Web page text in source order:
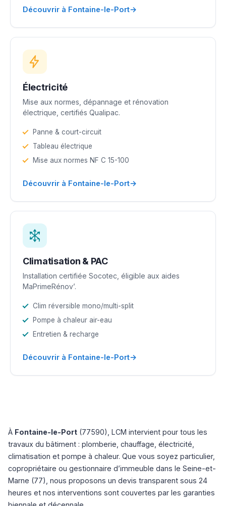
Découvrir à Fontaine-le-Port→
Électricité
Mise aux normes, dépannage et rénovation
électrique, certifiés Qualipac.
Panne & court-circuit
Tableau électrique
Mise aux normes NF C 15-100
Découvrir à Fontaine-le-Port→
Climatisation & PAC
Installation certifiée Socotec, éligible aux aides
MaPrimeRénov’.
Clim réversible mono/multi-split
Pompe à chaleur air-eau
Entretien & recharge
Découvrir à Fontaine-le-Port→
À Fontaine-le-Port (77590), LCM intervient pour tous les
travaux du bâtiment : plomberie, chauffage, électricité,
climatisation et pompe à chaleur. Que vous soyez particulier,
copropriétaire ou gestionnaire d’immeuble dans le Seine-et-
Marne (77), nous proposons un devis transparent sous 24
heures et nos interventions sont couvertes par les garanties